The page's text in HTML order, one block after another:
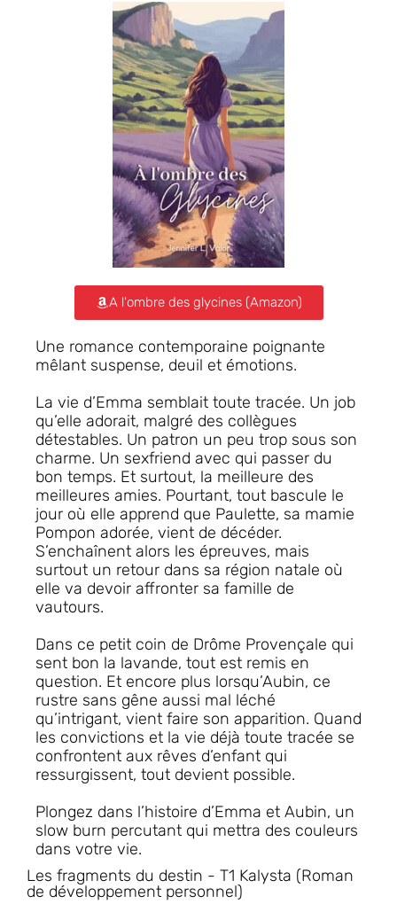
A l'ombre des glycines (Amazon)
Une romance contemporaine poignante
mêlant suspense, deuil et émotions.
La vie d’Emma semblait toute tracée. Un job
qu’elle adorait, malgré des collègues
détestables. Un patron un peu trop sous son
charme. Un sexfriend avec qui passer du
bon temps. Et surtout, la meilleure des
meilleures amies. Pourtant, tout bascule le
jour où elle apprend que Paulette, sa mamie
Pompon adorée, vient de décéder.
S’enchaînent alors les épreuves, mais
surtout un retour dans sa région natale où
elle va devoir affronter sa famille de
vautours.
Dans ce petit coin de Drôme Provençale qui
sent bon la lavande, tout est remis en
question. Et encore plus lorsqu’Aubin, ce
rustre sans gêne aussi mal léché
qu’intrigant, vient faire son apparition. Quand
les convictions et la vie déjà toute tracée se
confrontent aux rêves d’enfant qui
ressurgissent, tout devient possible.
Plongez dans l’histoire d’Emma et Aubin, un
slow burn percutant qui mettra des couleurs
dans votre vie.
Les fragments du destin - T1 Kalysta (Roman
de développement personnel)